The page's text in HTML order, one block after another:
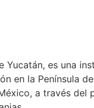
es una
en la Península
a través